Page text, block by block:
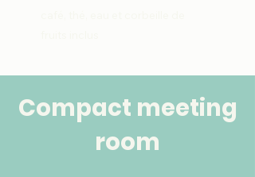
Compact meeting
room